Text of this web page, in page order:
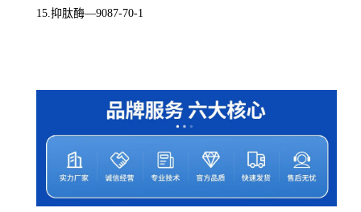
15.抑肽酶—9087-70-1